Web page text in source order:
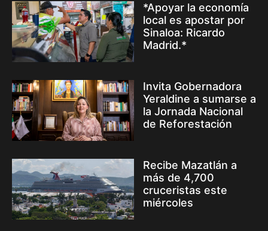
*Apoyar la economía
local es apostar por
Sinaloa: Ricardo
Madrid.*
Invita Gobernadora
Yeraldine a sumarse a
la Jornada Nacional
de Reforestación
Recibe Mazatlán a
más de 4,700
cruceristas este
miércoles